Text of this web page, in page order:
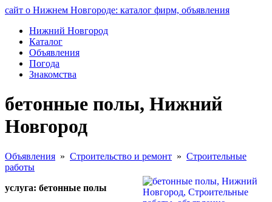
сайт о Нижнем Новгороде: каталог фирм, объявления
Нижний Новгород
Каталог
Объявления
Погода
Знакомства
бетонные полы, Нижний
Новгород
Объявления » Строительство и ремонт » Строительные
работы
услуга: бетонные полы